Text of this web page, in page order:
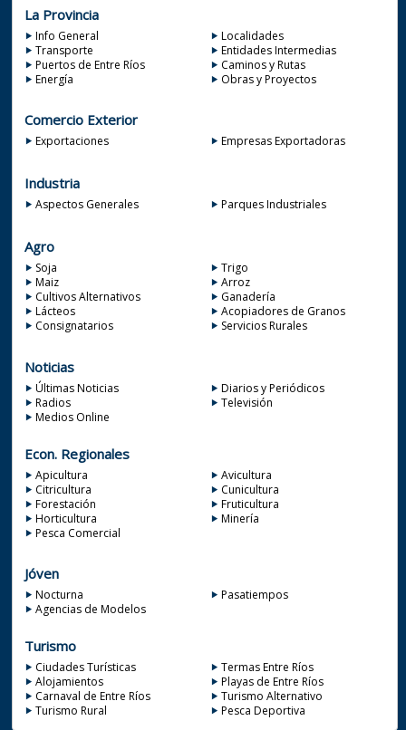
La Provincia
Info General
Localidades
Transporte
Entidades Intermedias
Puertos de Entre Ríos
Caminos y Rutas
Energía
Obras y Proyectos
Comercio Exterior
Exportaciones Empresas Exportadoras
Industria
Aspectos Generales Parques Industriales
Agro
Soja
Trigo
Maiz
Arroz
Cultivos Alternativos
Ganadería
Lácteos
Acopiadores de Granos
Consignatarios
Servicios Rurales
Noticias
Últimas Noticias
Diarios y Periódicos
Radios
Televisión
Medios Online
Econ. Regionales
Apicultura
Avicultura
Citricultura
Cunicultura
Forestación
Fruticultura
Horticultura
Minería
Pesca Comercial
Jóven
Nocturna
Pasatiempos
Agencias de Modelos
Turismo
Ciudades Turísticas
Termas Entre Ríos
Alojamientos
Playas de Entre Ríos
Carnaval de Entre Ríos
Turismo Alternativo
Turismo Rural
Pesca Deportiva